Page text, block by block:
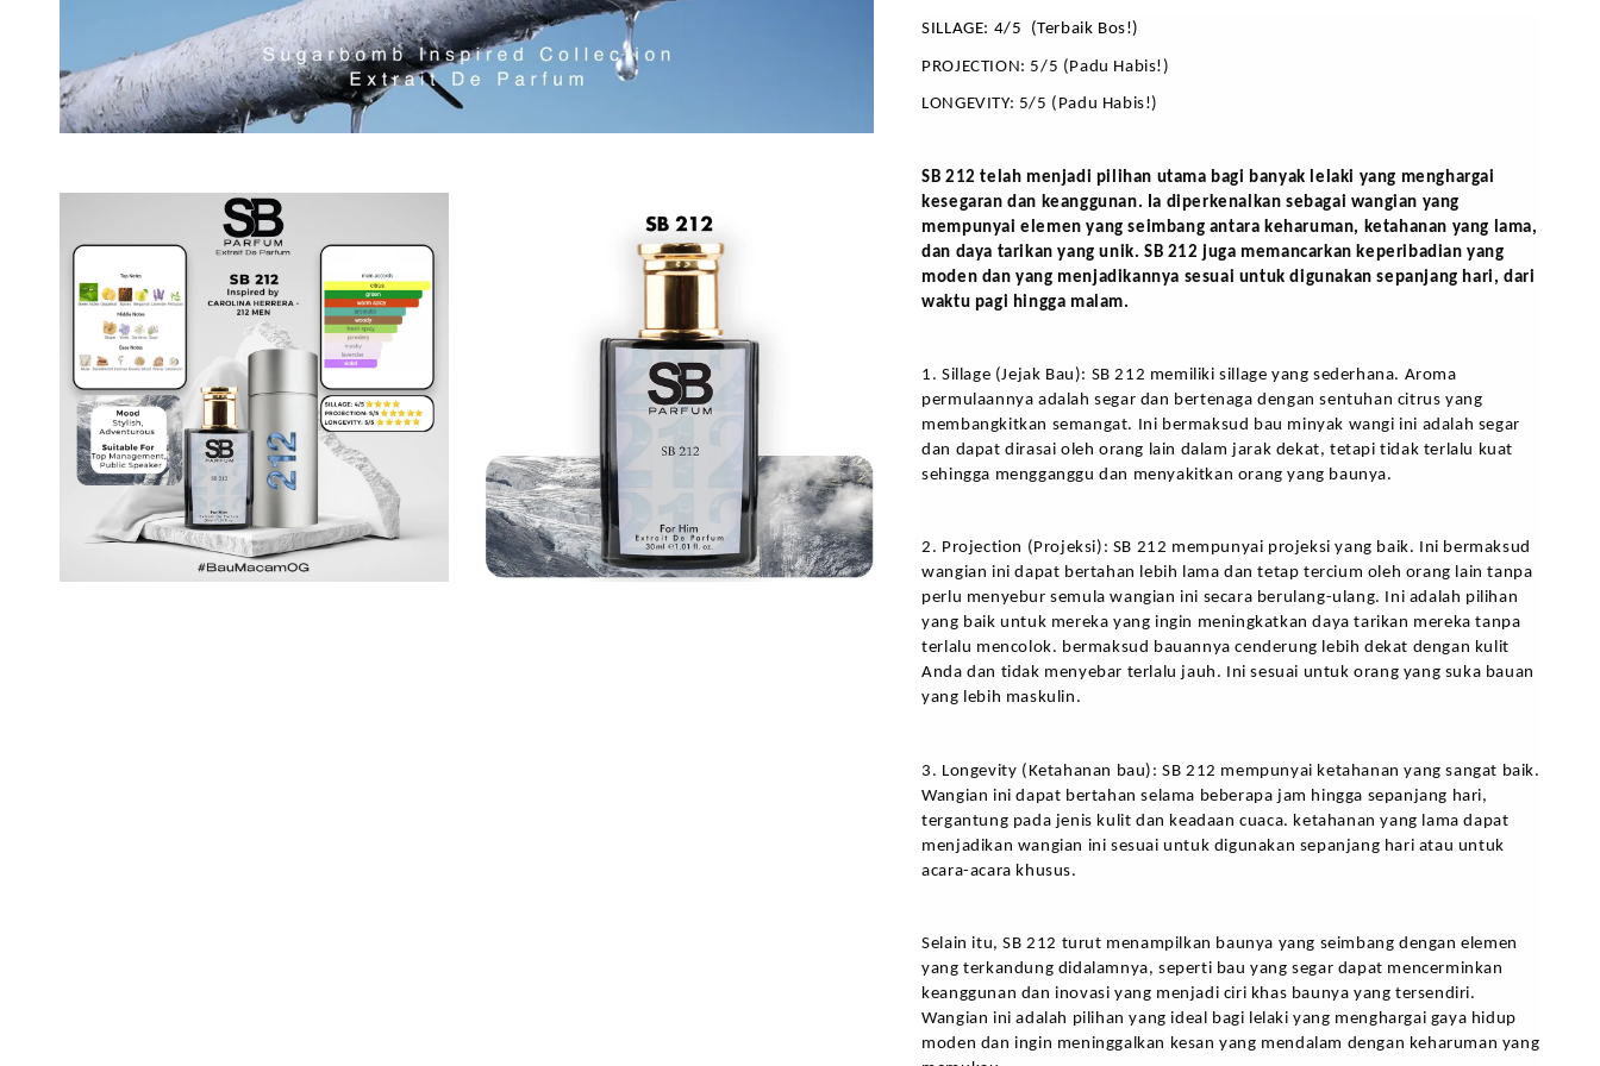
SILLAGE: 4/5  (Terbaik Bos!)
PROJECTION: 5/5 (Padu Habis!)
LONGEVITY: 5/5 (Padu Habis!)
SB 212 telah menjadi pilihan utama bagi banyak lelaki yang menghargai
kesegaran dan keanggunan. Ia diperkenalkan sebagai wangian yang
mempunyai elemen yang seimbang antara keharuman, ketahanan yang lama,
dan daya tarikan yang unik. SB 212 juga memancarkan keperibadian yang
moden dan yang menjadikannya sesuai untuk digunakan sepanjang hari, dari
waktu pagi hingga malam.
1. Sillage (Jejak Bau): SB 212 memiliki sillage yang sederhana. Aroma
permulaannya adalah segar dan bertenaga dengan sentuhan citrus yang
membangkitkan semangat. Ini bermaksud bau minyak wangi ini adalah segar
dan dapat dirasai oleh orang lain dalam jarak dekat, tetapi tidak terlalu kuat
sehingga mengganggu dan menyakitkan orang yang baunya.
2. Projection (Projeksi): SB 212 mempunyai projeksi yang baik. Ini bermaksud
wangian ini dapat bertahan lebih lama dan tetap tercium oleh orang lain tanpa
perlu menyebur semula wangian ini secara berulang-ulang. Ini adalah pilihan
yang baik untuk mereka yang ingin meningkatkan daya tarikan mereka tanpa
terlalu mencolok. bermaksud bauannya cenderung lebih dekat dengan kulit
Anda dan tidak menyebar terlalu jauh. Ini sesuai untuk orang yang suka bauan
yang lebih maskulin.
3. Longevity (Ketahanan bau): SB 212 mempunyai ketahanan yang sangat baik.
Wangian ini dapat bertahan selama beberapa jam hingga sepanjang hari,
tergantung pada jenis kulit dan keadaan cuaca. ketahanan yang lama dapat
menjadikan wangian ini sesuai untuk digunakan sepanjang hari atau untuk
acara-acara khusus.
Selain itu, SB 212 turut menampilkan baunya yang seimbang dengan elemen
yang terkandung didalamnya, seperti bau yang segar dapat mencerminkan
keanggunan dan inovasi yang menjadi ciri khas baunya yang tersendiri.
Wangian ini adalah pilihan yang ideal bagi lelaki yang menghargai gaya hidup
moden dan ingin meninggalkan kesan yang mendalam dengan keharuman yang